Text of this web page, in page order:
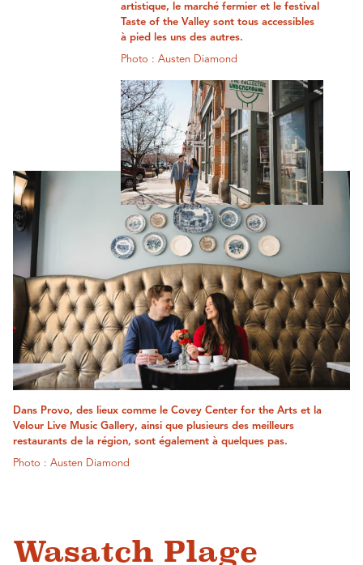
artistique, le marché fermier et le festival
Taste of the Valley sont tous accessibles
à pied les uns des autres.
Photo : Austen Diamond
Dans Provo, des lieux comme le Covey Center for the Arts et la
Velour Live Music Gallery, ainsi que plusieurs des meilleurs
restaurants de la région, sont également à quelques pas.
Photo : Austen Diamond
Wasatch Plage